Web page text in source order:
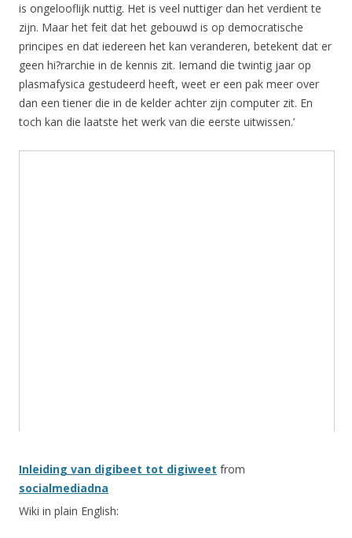
is ongelooflijk nuttig. Het is veel nuttiger dan het verdient te
zijn. Maar het feit dat het gebouwd is op democratische
principes en dat iedereen het kan veranderen, betekent dat er
geen hi?rarchie in de kennis zit. Iemand die twintig jaar op
plasmafysica gestudeerd heeft, weet er een pak meer over
dan een tiener die in de kelder achter zijn computer zit. En
toch kan die laatste het werk van die eerste uitwissen.’
Inleiding van digibeet tot digiweet from
socialmediadna
Wiki in plain English: